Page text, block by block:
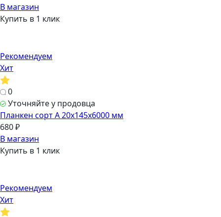
В магазин
Купить в 1 клик
Рекомендуем
Хит
0
Уточняйте у продовца
Планкен сорт А 20х145х6000 мм
680 ₽
В магазин
Купить в 1 клик
Рекомендуем
Хит